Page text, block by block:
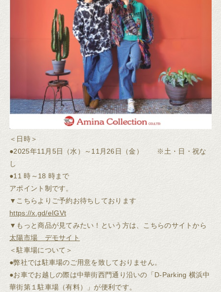
＜日時＞
●2025年11月5日（水）～11月26日（金） ※土・日・祝な
し
●11 時～18 時まで
アポイント制です。
▼こちらよりご予約お待ちしております
https://x.gd/eIGVt
▼もっと商品が見てみたい！という方は、こちらのサイトから
太陽市場 デモサイト
＜駐車場について＞
●弊社では駐車場のご用意を致しておりません。
●お車でお越しの際は中華街西門通り沿いの「D-Parking 横浜中
華街第１駐車場（有料）」が便利です。